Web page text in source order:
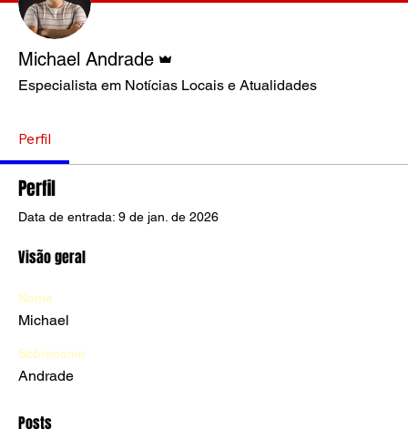
Michael Andrade
Especialista em Notícias Locais e Atualidades
Perfil
Perfil
Data de entrada: 9 de jan. de 2026
Visão geral
Nome
Michael
Sobrenome
Andrade
Posts